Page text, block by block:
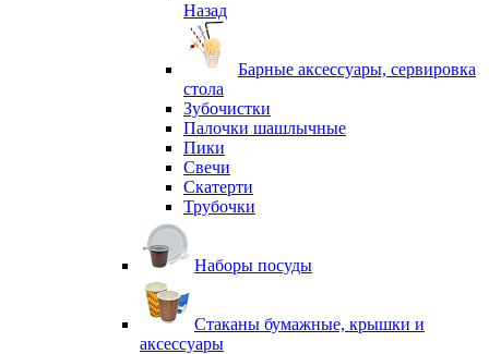
Назад
Барные аксессуары, сервировка
стола
Зубочистки
Палочки шашлычные
Пики
Свечи
Скатерти
Трубочки
Наборы посуды
Стаканы бумажные, крышки и
аксессуары